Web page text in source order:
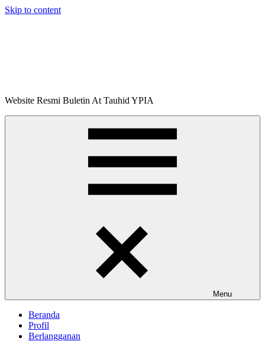
Skip to content
Buletin
Website Resmi Buletin At Tauhid YPIA
Menu
Beranda
Profil
Berlangganan